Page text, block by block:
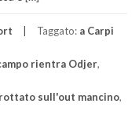
Taggato: a Carpi
rientra Odjer,
sull'out mancino,